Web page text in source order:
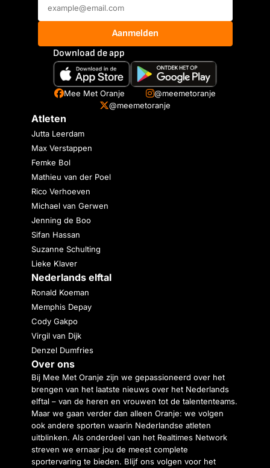
Aanmelden
Download de app
Mee Met Oranje
@meemetoranje
@meemetoranje
Atleten
Jutta Leerdam
Max Verstappen
Femke Bol
Mathieu van der Poel
Rico Verhoeven
Michael van Gerwen
Jenning de Boo
Sifan Hassan
Suzanne Schulting
Lieke Klaver
Nederlands elftal
Ronald Koeman
Memphis Depay
Cody Gakpo
Virgil van Dijk
Denzel Dumfries
Over ons
Bij Mee Met Oranje zijn we gepassioneerd over het
brengen van het laatste nieuws over het Nederlands
elftal – van de heren en vrouwen tot de talententeams.
Maar we gaan verder dan alleen Oranje: we volgen
ook andere sporten waarin Nederlandse atleten
uitblinken. Als onderdeel van het Realtimes Network
streven we ernaar jou de meest complete
sportervaring te bieden. Blijf ons volgen voor het